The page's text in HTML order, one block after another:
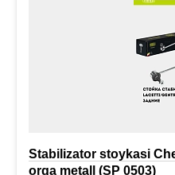
Stabilizator stoykasi
orqa metall (SP 0503)